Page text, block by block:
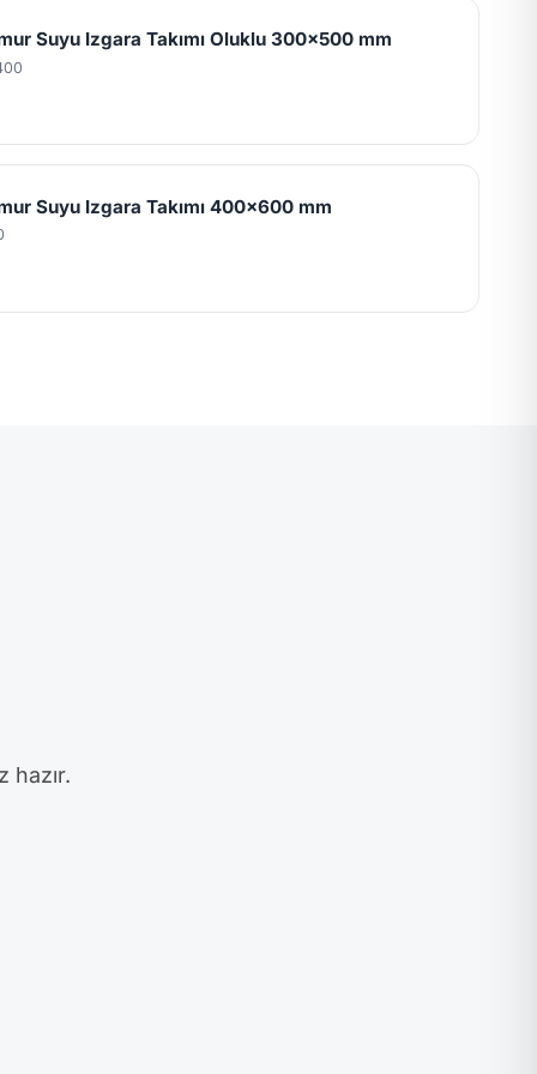
Suyu Izgara Takımı Oluklu 300x500 mm
Suyu Izgara Takımı 400x600 mm
hazır.